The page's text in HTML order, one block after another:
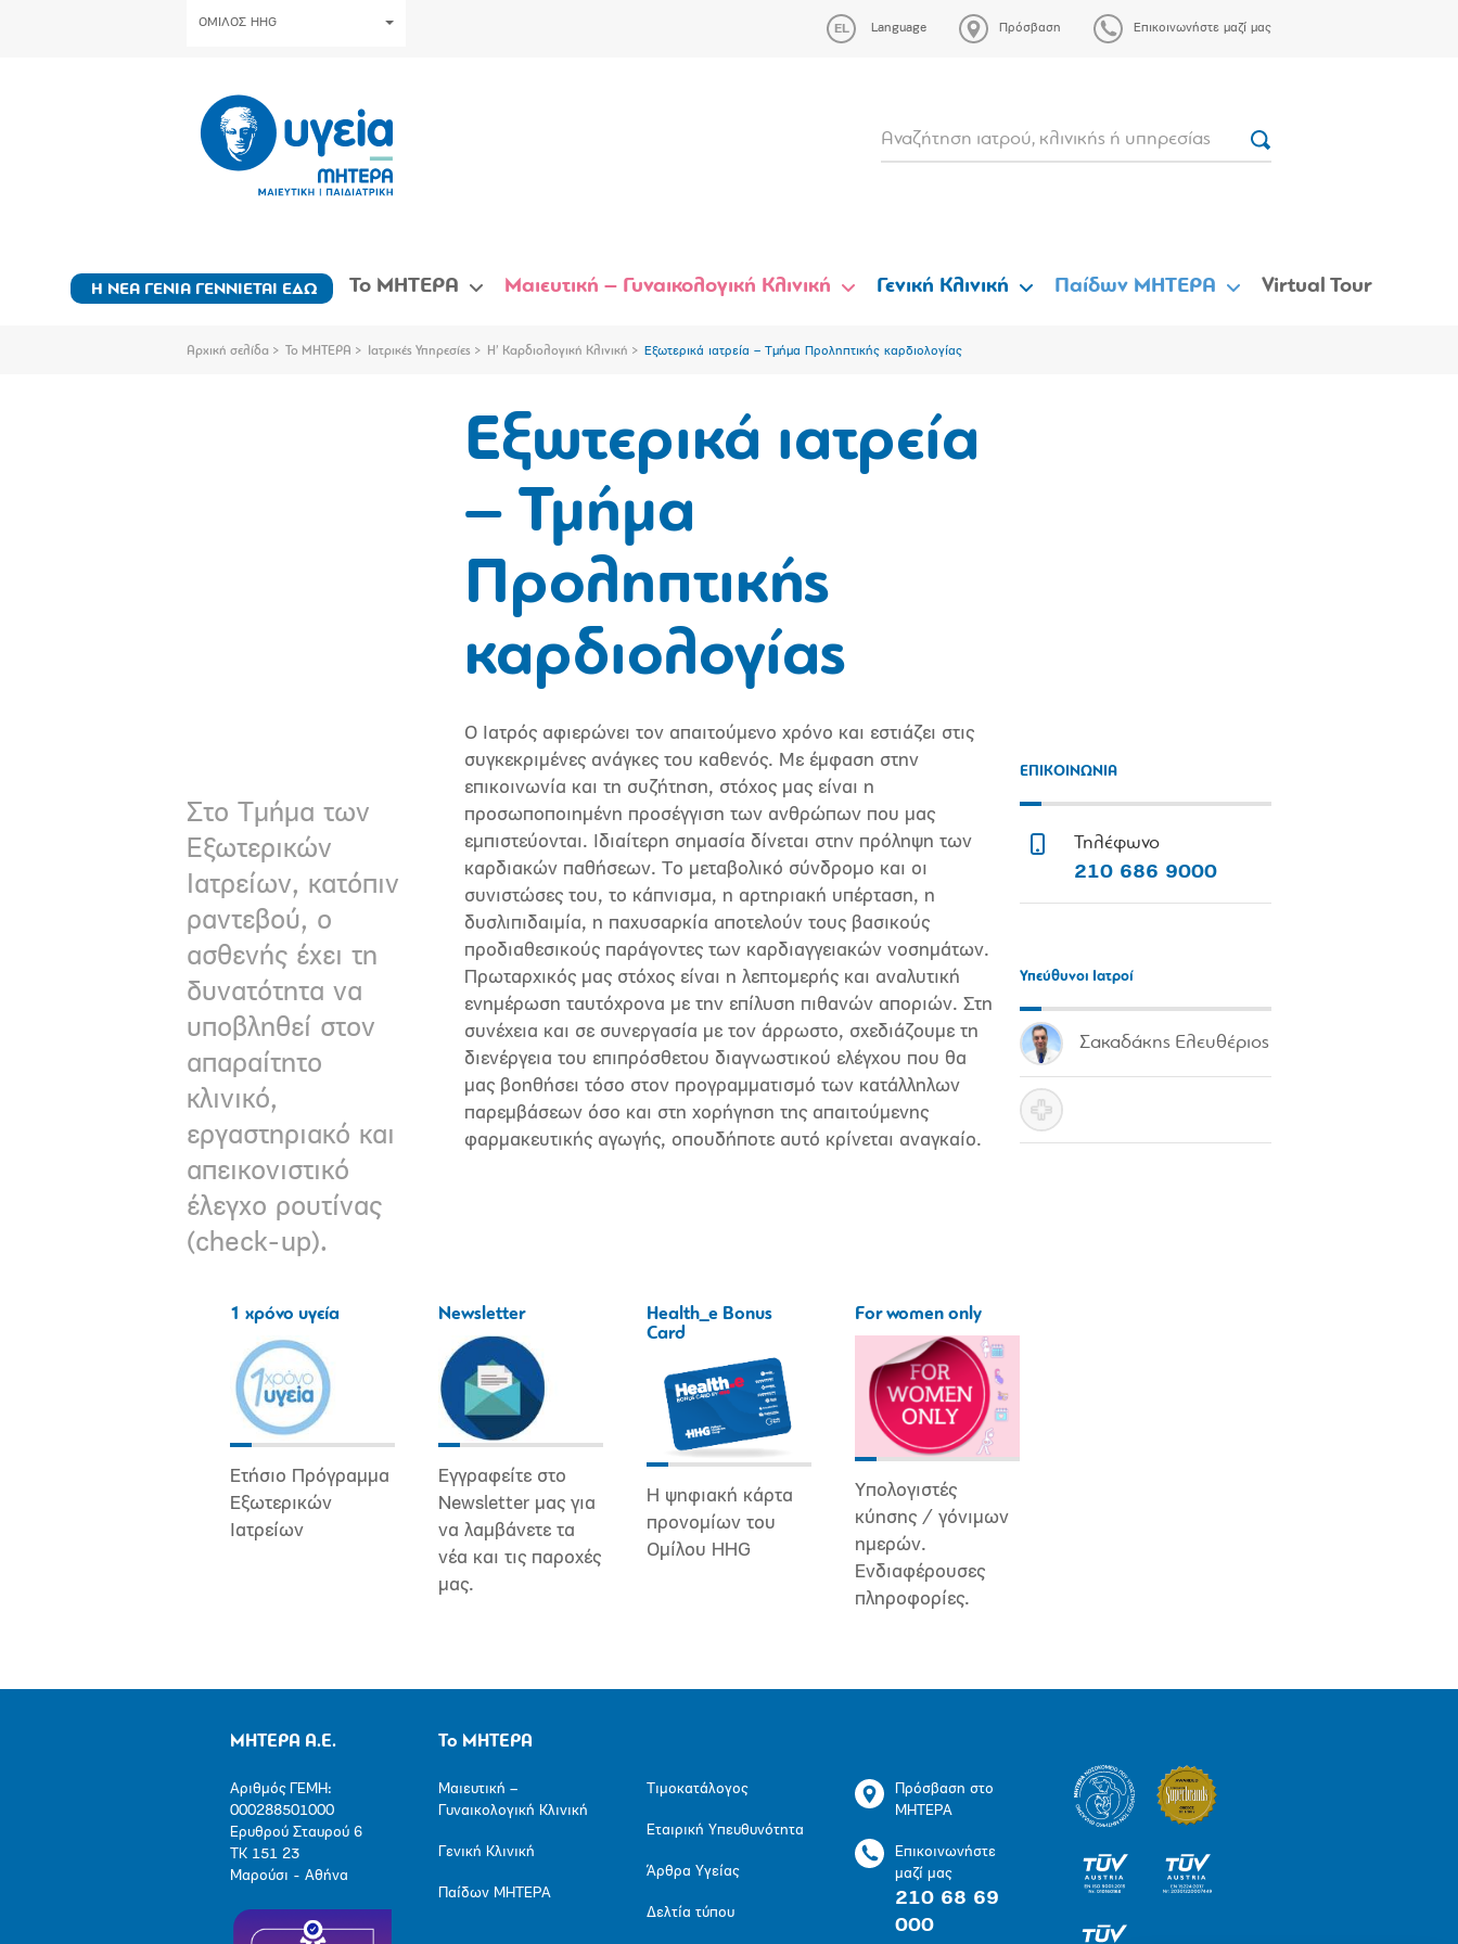
ΟΜΙΛΟΣ HHG Language Πρόσβαση Επικοινωνήστε μαζί μας
Η ΝΕΑ ΓΕΝΙΑ ΓΕΝΝΙΕΤΑΙ ΕΔΩ Το ΜΗΤΕΡΑ Μαιευτική – Γυναικολογική Κλινική Γενική Κλινική Παίδων ΜΗΤΕΡΑ Virtual Tour
Αρχική σελίδα Το ΜΗΤΕΡΑ Ιατρικές Υπηρεσίες Η’ Καρδιολογική Κλινική Εξωτερικά ιατρεία – Τμήμα Προληπτικής καρδιολογίας
Εξωτερικά ιατρεία
– Τμήμα
Προληπτικής
καρδιολογίας
Στο Τμήμα των
Εξωτερικών
Ιατρείων, κατόπιν
ραντεβού, ο
ασθενής έχει τη
δυνατότητα να
υποβληθεί στον
απαραίτητο
κλινικό,
εργαστηριακό και
απεικονιστικό
έλεγχο ρουτίνας
(check-up).
Ο Ιατρός αφιερώνει τον απαιτούμενο χρόνο και εστιάζει στις
συγκεκριμένες ανάγκες του καθενός. Με έμφαση στην
επικοινωνία και τη συζήτηση, στόχος μας είναι η
προσωποποιημένη προσέγγιση των ανθρώπων που μας
εμπιστεύονται. Ιδιαίτερη σημασία δίνεται στην πρόληψη των
καρδιακών παθήσεων. Το μεταβολικό σύνδρομο και οι
συνιστώσες του, το κάπνισμα, η αρτηριακή υπέρταση, η
δυσλιπιδαιμία, η παχυσαρκία αποτελούν τους βασικούς
προδιαθεσικούς παράγοντες των καρδιαγγειακών νοσημάτων.
Πρωταρχικός μας στόχος είναι η λεπτομερής και αναλυτική
ενημέρωση ταυτόχρονα με την επίλυση πιθανών αποριών. Στη
συνέχεια και σε συνεργασία με τον άρρωστο, σχεδιάζουμε τη
διενέργεια του επιπρόσθετου διαγνωστικού ελέγχου που θα
μας βοηθήσει τόσο στον προγραμματισμό των κατάλληλων
παρεμβάσεων όσο και στη χορήγηση της απαιτούμενης
φαρμακευτικής αγωγής, οπουδήποτε αυτό κρίνεται αναγκαίο.
ΕΠΙΚΟΙΝΩΝΙΑ
Τηλέφωνο
210 686 9000
Υπεύθυνοι Ιατροί
Σακαδάκης Ελευθέριος
1 χρόνο υγεία
Ετήσιο Πρόγραμμα
Εξωτερικών
Ιατρείων
Newsletter
Εγγραφείτε στο
Newsletter μας για
να λαμβάνετε τα
νέα και τις παροχές
μας.
Health_e Bonus
Card
Η ψηφιακή κάρτα
προνομίων του
Ομίλου HHG
For women only
Υπολογιστές
κύησης / γόνιμων
ημερών.
Ενδιαφέρουσες
πληροφορίες.
ΜΗΤΕΡΑ Α.Ε.
Αριθμός ΓΕΜΗ:
000288501000
Ερυθρού Σταυρού 6
ΤΚ 151 23
Μαρούσι - Αθήνα
Το ΜΗΤΕΡΑ
Μαιευτική –
Γυναικολογική Κλινική
Γενική Κλινική
Παίδων ΜΗΤΕΡΑ
Τιμοκατάλογος
Εταιρική Υπευθυνότητα
Άρθρα Υγείας
Δελτία τύπου
Πρόσβαση στο
ΜΗΤΕΡΑ
Επικοινωνήστε
μαζί μας
210 68 69
000